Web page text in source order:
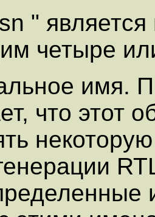
"
четыре
имя.
что этот